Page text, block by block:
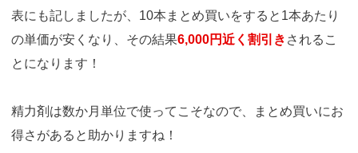
表にも記しましたが、10本まとめ買いをすると1本あたり
の単価が安くなり、その結果6,000円近く割引き されるこ
とになります！
精力剤は数か月単位で使ってこそなので、まとめ買いにお
得さがあると助かりますね！